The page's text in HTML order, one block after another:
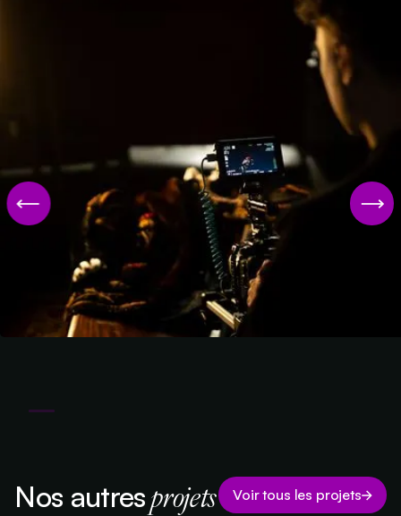
Nos autresprojets Voir tous les projets